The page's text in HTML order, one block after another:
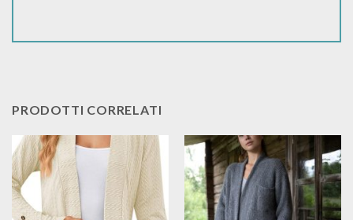
PRODOTTI CORRELATI